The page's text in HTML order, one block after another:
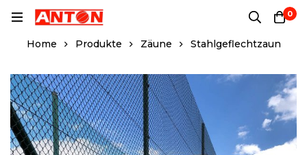
0
Home Produkte Zäune Stahlgeflechtzaun